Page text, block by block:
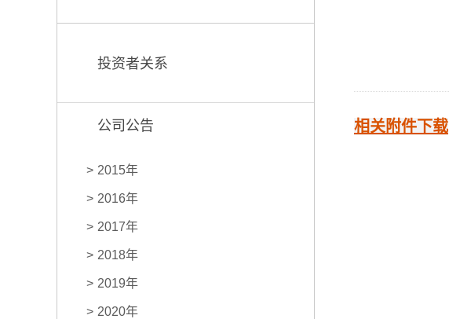
相关附件下载
投资者关系
公司公告
2015年
2016年
2017年
2018年
2019年
2020年